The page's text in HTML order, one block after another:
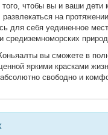
чтобы вы и ваши дети
на
для себя уединенное
средиземноморских
вы сможете в
яркими красками
свободно и